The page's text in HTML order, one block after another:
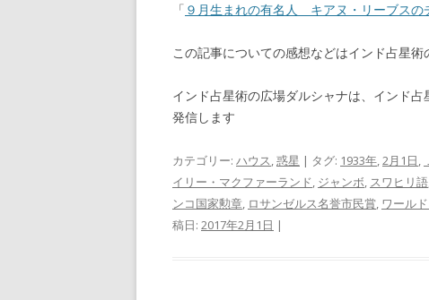
「 ９月生まれの有名人 キアヌ・リーブス
この記事についての感想などはインド占星
インド占星術の広場ダルシャナは、インド
発信します
カテゴリー: ハウス,惑星 | タグ: 1933年,2月1日,
イリー・マクファーランド, ジャンボ, スワヒリ語
ンコ国家勲章, ロサンゼルス名誉市民賞, ワール
稿日: 2017年2月1日 |